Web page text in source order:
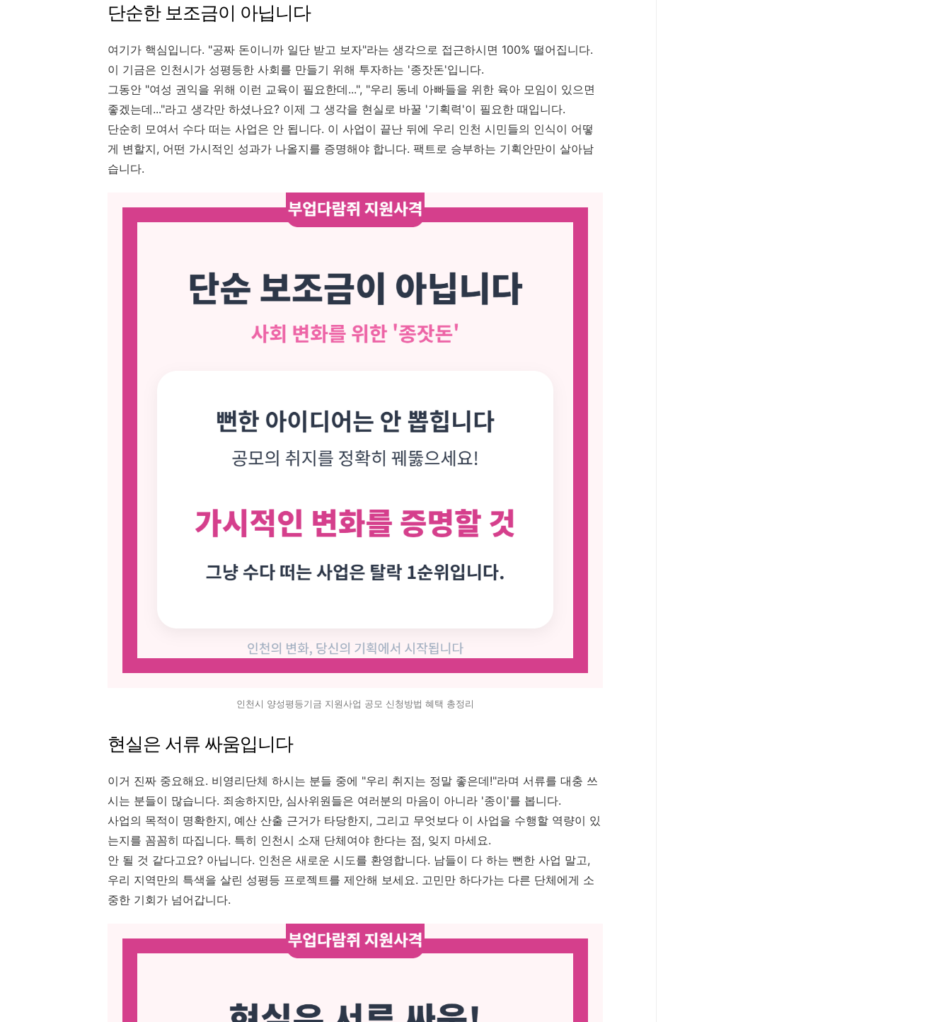
단순한 보조금이 아닙니다
여기가 핵심입니다. "공짜 돈이니까 일단 받고 보자"라는 생각으로 접근하시면 100% 떨어집니다.
이 기금은 인천시가 성평등한 사회를 만들기 위해 투자하는 '종잣돈'입니다.
그동안 "여성 권익을 위해 이런 교육이 필요한데...", "우리 동네 아빠들을 위한 육아 모임이 있으면
좋겠는데..."라고 생각만 하셨나요? 이제 그 생각을 현실로 바꿀 '기획력'이 필요한 때입니다.
단순히 모여서 수다 떠는 사업은 안 됩니다. 이 사업이 끝난 뒤에 우리 인천 시민들의 인식이 어떻
게 변할지, 어떤 가시적인 성과가 나올지를 증명해야 합니다. 팩트로 승부하는 기획안만이 살아남
습니다.
인천시 양성평등기금 지원사업 공모 신청방법 혜택 총정리
현실은 서류 싸움입니다
이거 진짜 중요해요. 비영리단체 하시는 분들 중에 "우리 취지는 정말 좋은데!"라며 서류를 대충 쓰
시는 분들이 많습니다. 죄송하지만, 심사위원들은 여러분의 마음이 아니라 '종이'를 봅니다.
사업의 목적이 명확한지, 예산 산출 근거가 타당한지, 그리고 무엇보다 이 사업을 수행할 역량이 있
는지를 꼼꼼히 따집니다. 특히 인천시 소재 단체여야 한다는 점, 잊지 마세요.
안 될 것 같다고요? 아닙니다. 인천은 새로운 시도를 환영합니다. 남들이 다 하는 뻔한 사업 말고,
우리 지역만의 특색을 살린 성평등 프로젝트를 제안해 보세요. 고민만 하다가는 다른 단체에게 소
중한 기회가 넘어갑니다.